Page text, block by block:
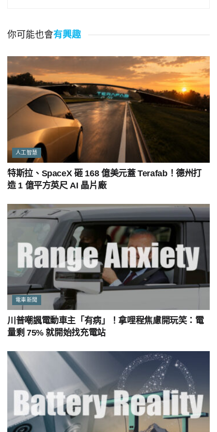
你可能也會有興趣
人工智慧
特斯拉、SpaceX 砸 168 億美元蓋 Terafab！德州打
造 1 億平方英尺 AI 晶片廠
電車新聞
川普嘲諷電動車主「有病」！拿哩程焦慮開玩笑：電
量剩 75% 就開始找充電站